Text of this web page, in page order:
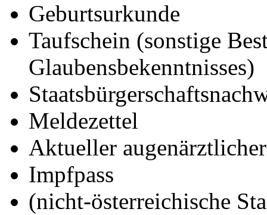
Geburtsurkunde
Taufschein (sonstige
Glaubensbekenntnisses)
Meldezettel
Aktueller
Impfpass
(nicht-österreichische